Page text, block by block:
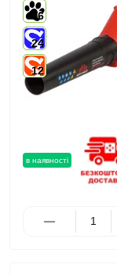
в наявності
6
24
12